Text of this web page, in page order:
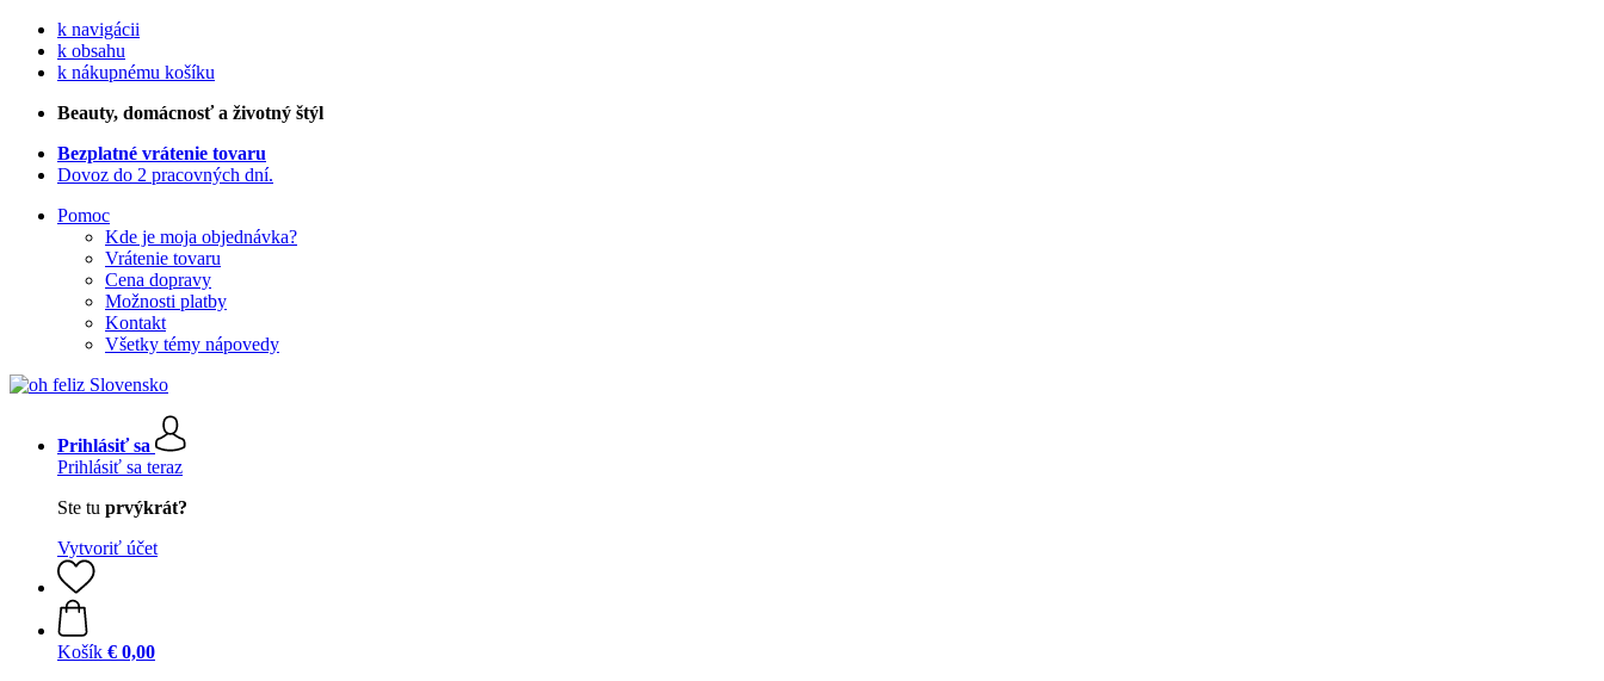
k navigácii
k obsahu
k nákupnému košíku
Beauty, domácnosť a životný štýl
Bezplatné vrátenie tovaru
Dovoz do 2 pracovných dní.
Pomoc
Kde je moja objednávka?
Vrátenie tovaru
Cena dopravy
Možnosti platby
Kontakt
Všetky témy nápovedy
Prihlásiť sa
Prihlásiť sa teraz
Ste tu prvýkrát?
Vytvoriť účet
Košík € 0,00